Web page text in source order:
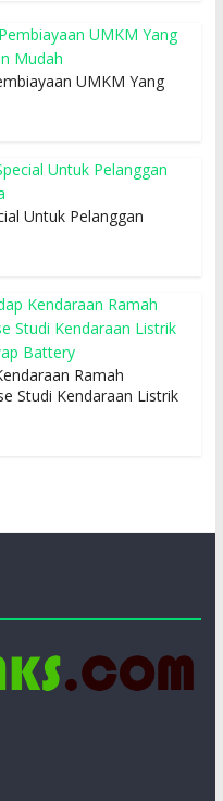
UMKM Yang
Untuk Pelanggan
Ramah
Studi Kendaraan Listrik